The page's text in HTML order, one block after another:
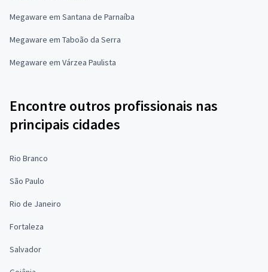
Megaware em Santana de Parnaíba
Megaware em Taboão da Serra
Megaware em Várzea Paulista
Encontre outros profissionais nas
principais cidades
Rio Branco
São Paulo
Rio de Janeiro
Fortaleza
Salvador